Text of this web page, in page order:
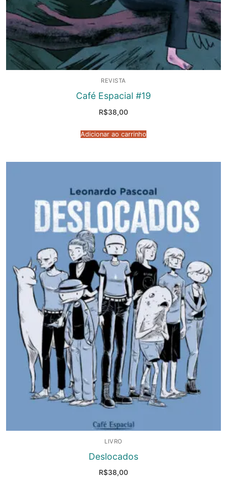
REVISTA
Café Espacial #19
R$38,00
Adicionar ao carrinho
LIVRO
Deslocados
R$38,00